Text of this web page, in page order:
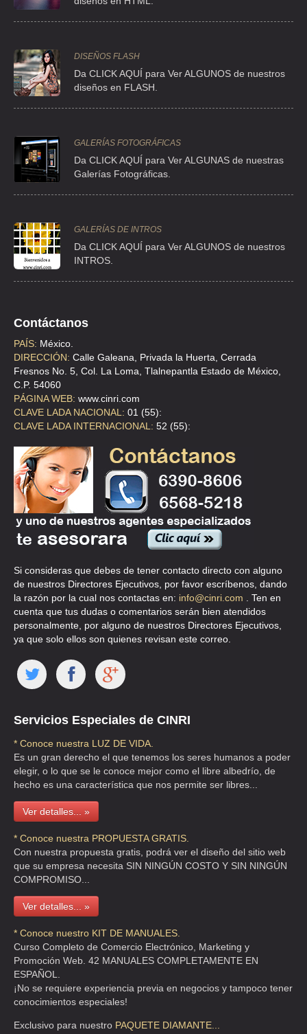
DISEÑOS FLASH
Da CLICK AQUÍ para Ver ALGUNOS de nuestros
diseños en FLASH.
GALERÍAS FOTOGRÁFICAS
Da CLICK AQUÍ para Ver ALGUNAS de nuestras
Galerías Fotográficas.
GALERÍAS DE INTROS
Da CLICK AQUÍ para Ver ALGUNOS de nuestros
INTROS.
Contáctanos
PAÍS: México.
DIRECCIÓN: Calle Galeana, Privada la Huerta, Cerrada
Fresnos No. 5, Col. La Loma, Tlalnepantla Estado de México,
C.P. 54060
PÁGINA WEB: www.cinri.com
CLAVE LADA NACIONAL: 01 (55):
CLAVE LADA INTERNACIONAL: 52 (55):
Si consideras que debes de tener contacto directo con alguno
de nuestros Directores Ejecutivos, por favor escríbenos, dando
la razón por la cual nos contactas en: info@cinri.com
. Ten en
cuenta que tus dudas o comentarios serán bien atendidos
personalmente, por alguno de nuestros Directores Ejecutivos,
ya que solo ellos son quienes revisan este correo.
Servicios Especiales de CINRI
* Conoce nuestra LUZ DE VIDA.
Es un gran derecho el que tenemos los seres humanos a poder
elegir, o lo que se le conoce mejor como el libre albedrío, de
hecho es una característica que nos permite ser libres...
Ver detalles... »
* Conoce nuestra PROPUESTA GRATIS.
Con nuestra propuesta gratis, podrá ver el diseño del sitio web
que su empresa necesita SIN NINGÚN COSTO Y SIN NINGÚN
COMPROMISO...
Ver detalles... »
* Conoce nuestro KIT DE MANUALES.
Curso Completo de Comercio Electrónico, Marketing y
Promoción Web. 42 MANUALES COMPLETAMENTE EN
ESPAÑOL.
¡No se requiere experiencia previa en negocios y tampoco tener
conocimientos especiales!
Exclusivo para nuestro PAQUETE DIAMANTE...